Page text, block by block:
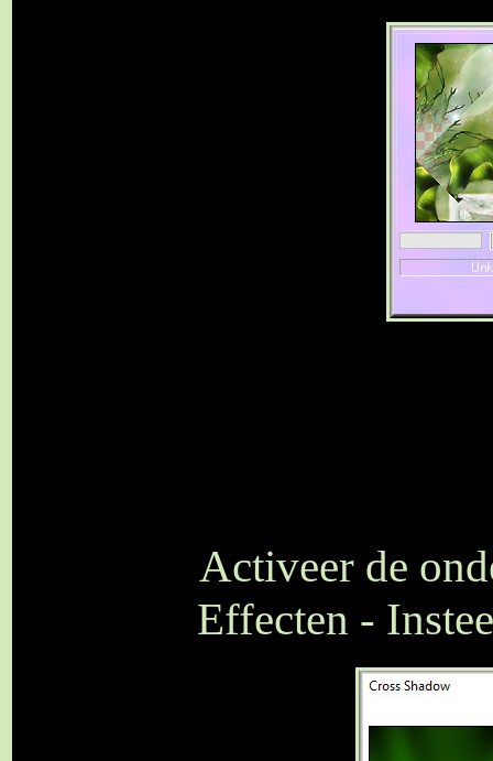
Activeer de
Effecten -